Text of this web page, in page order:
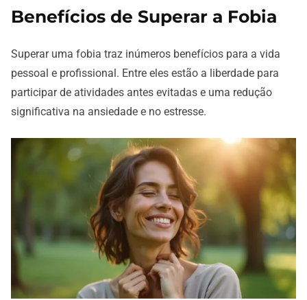
Benefícios de Superar a Fobia
Superar uma fobia traz inúmeros benefícios para a vida
pessoal e profissional. Entre eles estão a liberdade para
participar de atividades antes evitadas e uma redução
significativa na ansiedade e no estresse.